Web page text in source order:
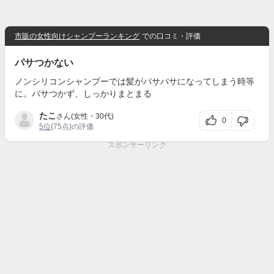
市販の女性向けシャンプーランキング での口コミ・評価
パサつかない
ノンシリコンシャンプーでは髪がパサパサになってしまう時等
に。バサつかず、しっかりまとまる
たこ さん(女性・30代)
5位(75点)の評価
0
スポンサーリンク